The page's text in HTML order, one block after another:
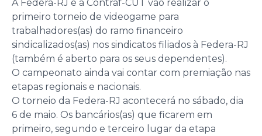
A Federa-RJ e a Contraf-CUT vão realizar o
primeiro torneio de videogame para
trabalhadores(as) do ramo financeiro
sindicalizados(as) nos sindicatos filiados à Federa-RJ
(também é aberto para os seus dependentes).
O campeonato ainda vai contar com premiação nas
etapas regionais e nacionais.
O torneio da Federa-RJ acontecerá no sábado, dia
6 de maio. Os bancários(as) que ficarem em
primeiro, segundo e terceiro lugar da etapa